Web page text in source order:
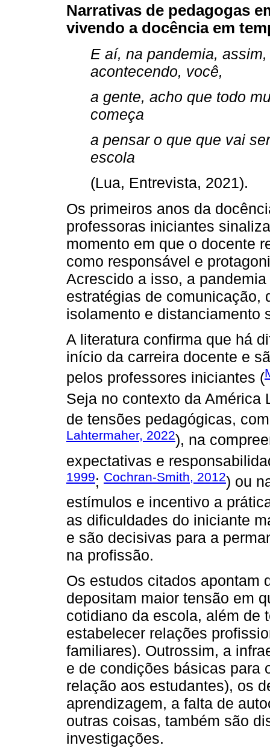
Narrativas de pedagogas
vivendo a docência em
E aí, na pandemia,
acontecendo, você,
a gente, acho que todo
começa
a pensar o que que vai
escola
(Lua, Entrevista, 2021).
Os primeiros anos da
professoras iniciantes
momento em que o docente
como responsável e
Acrescido a isso, a
estratégias de comunicação,
isolamento e distanciamento
A literatura confirma que há
início da carreira docente e
pelos professores iniciantes (
Seja no contexto da América
de tensões pedagógicas,
Lahtermaher, 2022), na
expectativas e
1999; Cochran-Smith, 2012) ou
estímulos e incentivo a
as dificuldades do iniciante
e são decisivas para a
na profissão.
Os estudos citados apontam
depositam maior tensão em
cotidiano da escola, além de
estabelecer relações
familiares). Outrossim, a
e de condições básicas para
relação aos estudantes), os
aprendizagem, a falta de
outras coisas, também são
investigações.